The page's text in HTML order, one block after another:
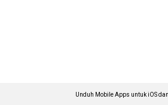
Unduh Mobile Apps untuk iOS